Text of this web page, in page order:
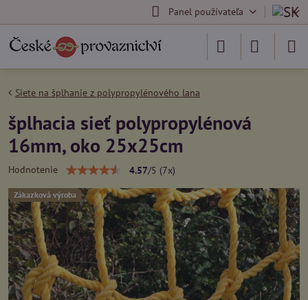
Panel používateľa
Zákazková výroba
Siete na šplhanie z polypropylénového lana
šplhacia sieť polypropylénová
16mm, oko 25x25cm
Hodnotenie 4.57/5 (7x)